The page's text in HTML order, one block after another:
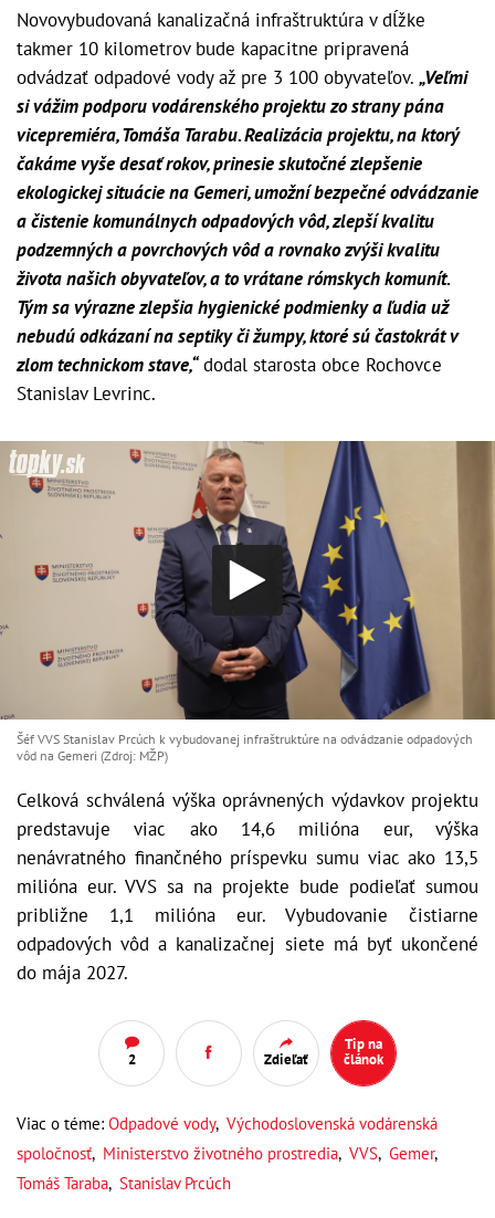
Novovybudovaná kanalizačná infraštruktúra v dĺžke
takmer 10 kilometrov bude kapacitne pripravená
odvádzať odpadové vody až pre 3 100 obyvateľov. „Veľmi
si vážim podporu vodárenského projektu zo strany pána
vicepremiéra, Tomáša Tarabu. Realizácia projektu, na ktorý
čakáme vyše desať rokov, prinesie skutočné zlepšenie
ekologickej situácie na Gemeri, umožní bezpečné odvádzanie
a čistenie komunálnych odpadových vôd, zlepší kvalitu
podzemných a povrchových vôd a rovnako zvýši kvalitu
života našich obyvateľov, a to vrátane rómskych komunít.
Tým sa výrazne zlepšia hygienické podmienky a ľudia už
nebudú odkázaní na septiky či žumpy, ktoré sú častokrát v
zlom technickom stave,“dodal starosta obce Rochovce
Stanislav Levrinc.
Šéf VVS Stanislav Prcúch k vybudovanej infraštruktúre na odvádzanie odpadových
vôd na Gemeri (Zdroj: MŽP)
Celková schválená výška oprávnených výdavkov projektu
predstavuje viac ako 14,6 milióna eur, výška
nenávratného finančného príspevku sumu viac ako 13,5
milióna eur. VVS sa na projekte bude podieľať sumou
približne 1,1 milióna eur. Vybudovanie čistiarne
odpadových vôd a kanalizačnej siete má byť ukončené
do mája 2027.
2 Zdieľať
Tip na
článok
Viac o téme: Odpadové vody, Východoslovenská vodárenská
spoločnosť, Ministerstvo životného prostredia, VVS, Gemer,
Tomáš Taraba, Stanislav Prcúch